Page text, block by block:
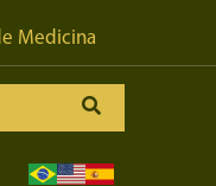
Medicina